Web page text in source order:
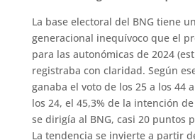
La base electoral del BNG tiene
generacional inequívoco que el
para las autonómicas de 2024
registraba con claridad. Según
ganaba el voto de los 25 a los 44
los 24, el 45,3% de la intención
se dirigía al BNG, casi 20 puntos
La tendencia se invierte a partir